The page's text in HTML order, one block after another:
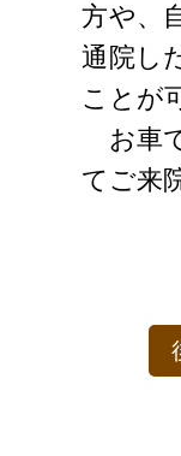
方や、
通院し
ことが
お車
てご来